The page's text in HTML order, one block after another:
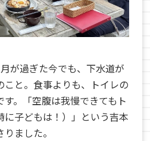
が過ぎた今でも、下水道が
と。食事よりも、トイレの
。「空腹は我慢できてもト
子どもは！）」という吉本
ました。